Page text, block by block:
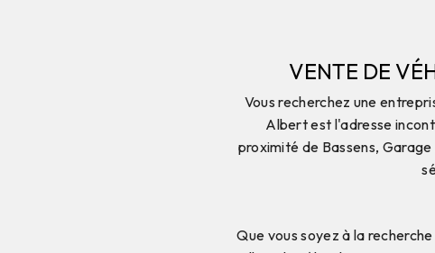
VENTE DE
Vous recherchez une
Albert est l'adresse
proximité de Bassens,
Que vous soyez à la